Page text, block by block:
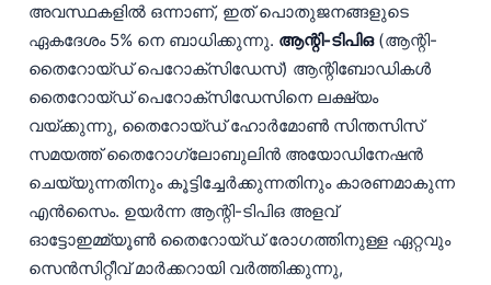
അവസ്ഥകളിൽ ഒന്നാണ്, ഇത് പൊതുജനങ്ങളുടെ
ഏകദേശം 5% നെ ബാധിക്കുന്നു. ആന്റി-ടിപിഒ(ആന്റി-
തൈറോയ്ഡ് പെറോക്സിഡേസ്) ആന്റിബോഡികൾ
തൈറോയ്ഡ് പെറോക്സിഡേസിനെ ലക്ഷ്യം
വയ്ക്കുന്നു, തൈറോയ്ഡ് ഹോർമോൺ സിന്തസിസ്
സമയത്ത് തൈറോഗ്ലോബുലിൻ അയോഡിനേഷൻ
ചെയ്യുന്നതിനും കൂട്ടിച്ചേർക്കുന്നതിനും കാരണമാകുന്ന
എൻസൈം. ഉയർന്ന ആന്റി-ടിപിഒ അളവ്
ഓട്ടോഇമ്മ്യൂൺ തൈറോയ്ഡ് രോഗത്തിനുള്ള ഏറ്റവും
സെൻസിറ്റീവ് മാർക്കറായി വർത്തിക്കുന്നു,
ಕನ್ನಡ
Bahasa Melayu
Tiếng Việt
Tagalog
ไทย
ဗမာစာ
Kiswahili